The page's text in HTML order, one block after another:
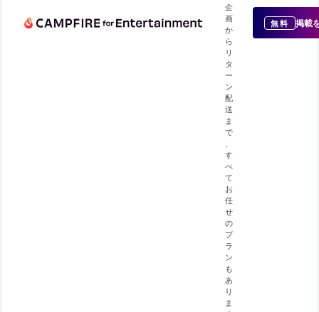
企
画
か
ら
リ
タ
ー
ン
配
送
ま
で
す
べ
て
お
任
せ
の
プ
ラ
ン
も
あ
り
ま
無料 掲載